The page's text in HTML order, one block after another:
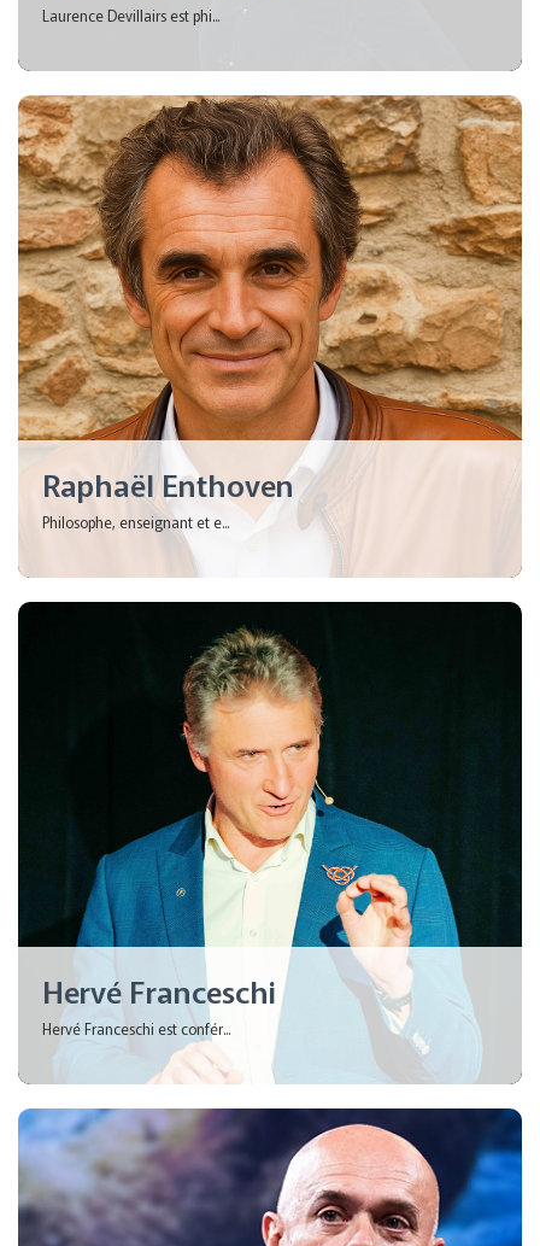
Laurence Devillairs est phi...
Raphaël Enthoven
Philosophe, enseignant et e...
Hervé Franceschi
Hervé Franceschi est confér...